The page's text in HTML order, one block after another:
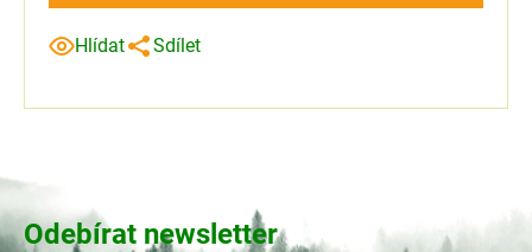
Hlídat Sdílet
Odebírat newsletter